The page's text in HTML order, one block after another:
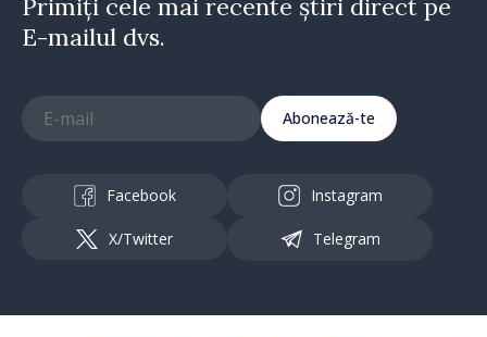
Primiți cele mai recente știri direct pe
E-mailul dvs.
Abonează-te
Facebook Instagram
X/Twitter Telegram